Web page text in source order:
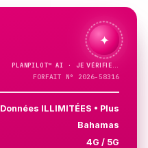
✦
PLANPILOT™AI ·
FORFAIT N° 2026-58316
Données ILLIMITÉES • Plus
Bahamas
4G / 5G